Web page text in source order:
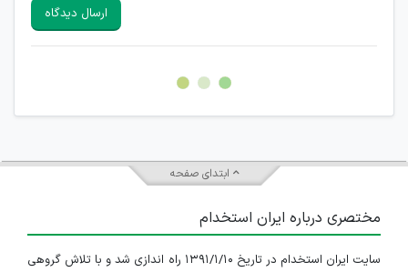
هرگونه تحریک، تحقیر و کنایه به سایر افراد (مسئول و غیر مسئول)
غیر مجاز می باشد.
امکان هماهنگی برای هرگونه ملاقات حضوری چه به صورت دسته
ارسال دیدگاه
ابتدای صفحه
مختصری درباره ایران استخدام
سایت ایران استخدام در تاریخ ۱۳۹۱/۱/۱۰ راه اندازی شد و با تلاش گروهی